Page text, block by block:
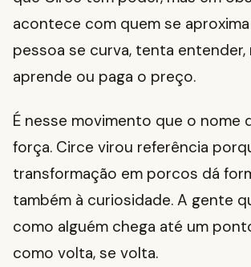
acontece com quem se aproxima
pessoa se curva, tenta entender,
aprende ou paga o preço.
É nesse movimento que o nome
força. Circe virou referência
transformação em porcos dá
também à curiosidade. A gente
como alguém chega até um
como volta, se volta.